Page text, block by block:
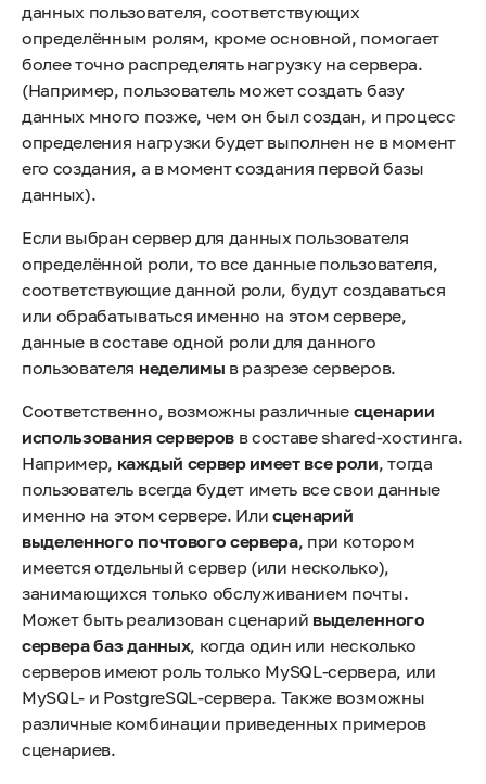
данных пользователя, соответствующих
определённым ролям, кроме основной, помогает
более точно распределять нагрузку на сервера.
(Например, пользователь может создать базу
данных много позже, чем он был создан, и процесс
определения нагрузки будет выполнен не в момент
его создания, а в момент создания первой базы
данных).
Если выбран сервер для данных пользователя
определённой роли, то все данные пользователя,
соответствующие данной роли, будут создаваться
или обрабатываться именно на этом сервере,
данные в составе одной роли для данного
пользователя неделимы в разрезе серверов.
Соответственно, возможны различные сценарии
использования серверовв составе shared-хостинга.
Например, каждый сервер имеет все роли, тогда
пользователь всегда будет иметь все свои данные
именно на этом сервере. Илисценарий
выделенного почтового сервера, при котором
имеется отдельный сервер (или несколько),
занимающихся только обслуживанием почты.
Может быть реализован сценарий выделенного
сервера баз данных, когда один или несколько
серверов имеют роль только MySQL-сервера, или
MySQL- и PostgreSQL-сервера. Также возможны
различные комбинации приведенных примеров
сценариев.